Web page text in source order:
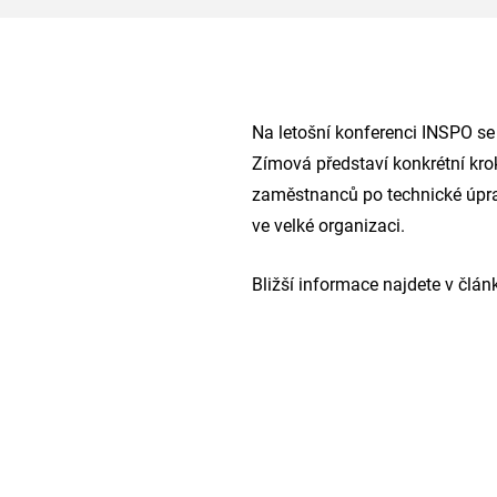
Na letošní konferenci INSPO
Zímová představí konkrétní
zaměstnanců po technické
ve velké organizaci.
Bližší informace najdete v